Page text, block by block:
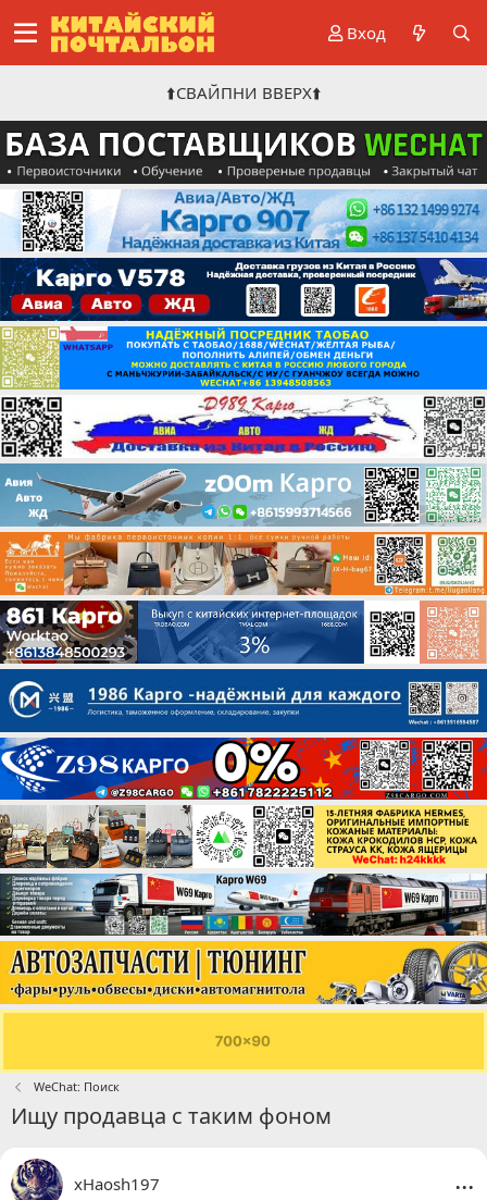
Вход
⬆️СВАЙПНИ ВВЕРХ⬆️
WeChat: Поиск
Ищу продавца с таким фоном
xHaosh197 ...